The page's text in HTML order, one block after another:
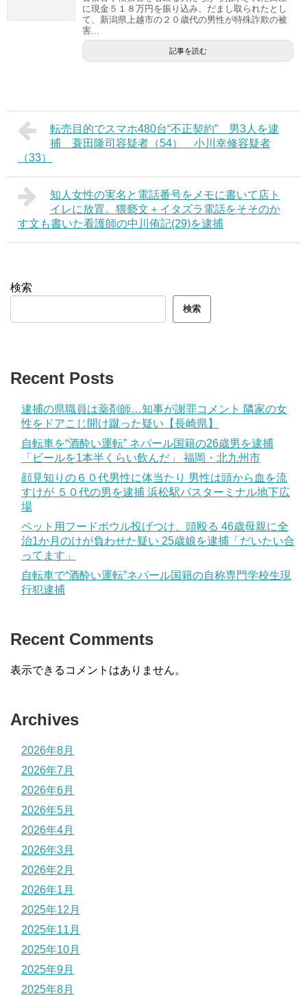
に現金５１８万円を振り込み、だまし取られたとし
て、新潟県上越市の２０歳代の男性が特殊詐欺の被
害...
記事を読む
転売目的でスマホ480台“不正契約” 男3人を逮
捕 蓑田隆司容疑者（54） 小川幸修容疑者
（33）
知人女性の実名と電話番号をメモに書いて店ト
イレに放置。猥褻文＋イタズラ電話をそそのか
す文も書いた看護師の中川侑記(29)を逮捕
検索
検索
Recent Posts
逮捕の県職員は薬剤師…知事が謝罪コメント 隣家の女
性をドアこじ開け蹴った疑い【長崎県】
自転車を“酒酔い運転” ネパール国籍の26歳男を逮捕
「ビールを1本半くらい飲んだ」 福岡・北九州市
顔見知りの６０代男性に体当たり 男性は頭から血を流
すけが ５０代の男を逮捕 浜松駅バスターミナル地下広
場
ペット用フードボウル投げつけ、頭殴る 46歳母親に全
治1か月のけが負わせた疑い 25歳娘を逮捕「だいたい合
ってます」
自転車で“酒酔い運転”ネパール国籍の自称専門学校生現
行犯逮捕
Recent Comments
表示できるコメントはありません。
Archives
2026年8月
2026年7月
2026年6月
2026年5月
2026年4月
2026年3月
2026年2月
2026年1月
2025年12月
2025年11月
2025年10月
2025年9月
2025年8月